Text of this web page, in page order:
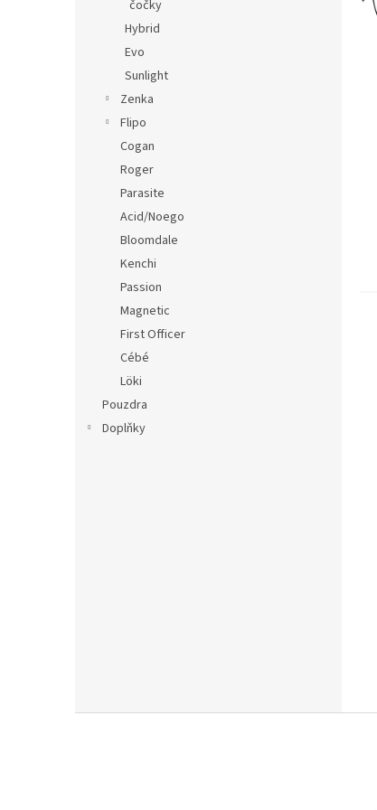
čočky
Hybrid
Evo
Sunlight
Zenka
Flipo
Cogan
Roger
Parasite
Acid/Noego
Bloomdale
Kenchi
Passion
Magnetic
First Officer
Cébé
Löki
Pouzdra
Doplňky